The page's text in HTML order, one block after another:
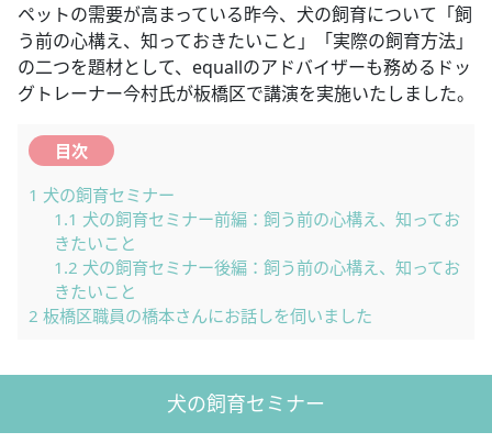
ペットの需要が高まっている昨今、犬の飼育について「飼
う前の心構え、知っておきたいこと」「実際の飼育方法」
の二つを題材として、equallのアドバイザーも務めるドッ
グトレーナー今村氏が板橋区で講演を実施いたしました。
目次
1 犬の飼育セミナー
1.1 犬の飼育セミナー前編：飼う前の心構え、知ってお
きたいこと
1.2 犬の飼育セミナー後編：飼う前の心構え、知ってお
きたいこと
2 板橋区職員の橋本さんにお話しを伺いました
犬の飼育セミナー